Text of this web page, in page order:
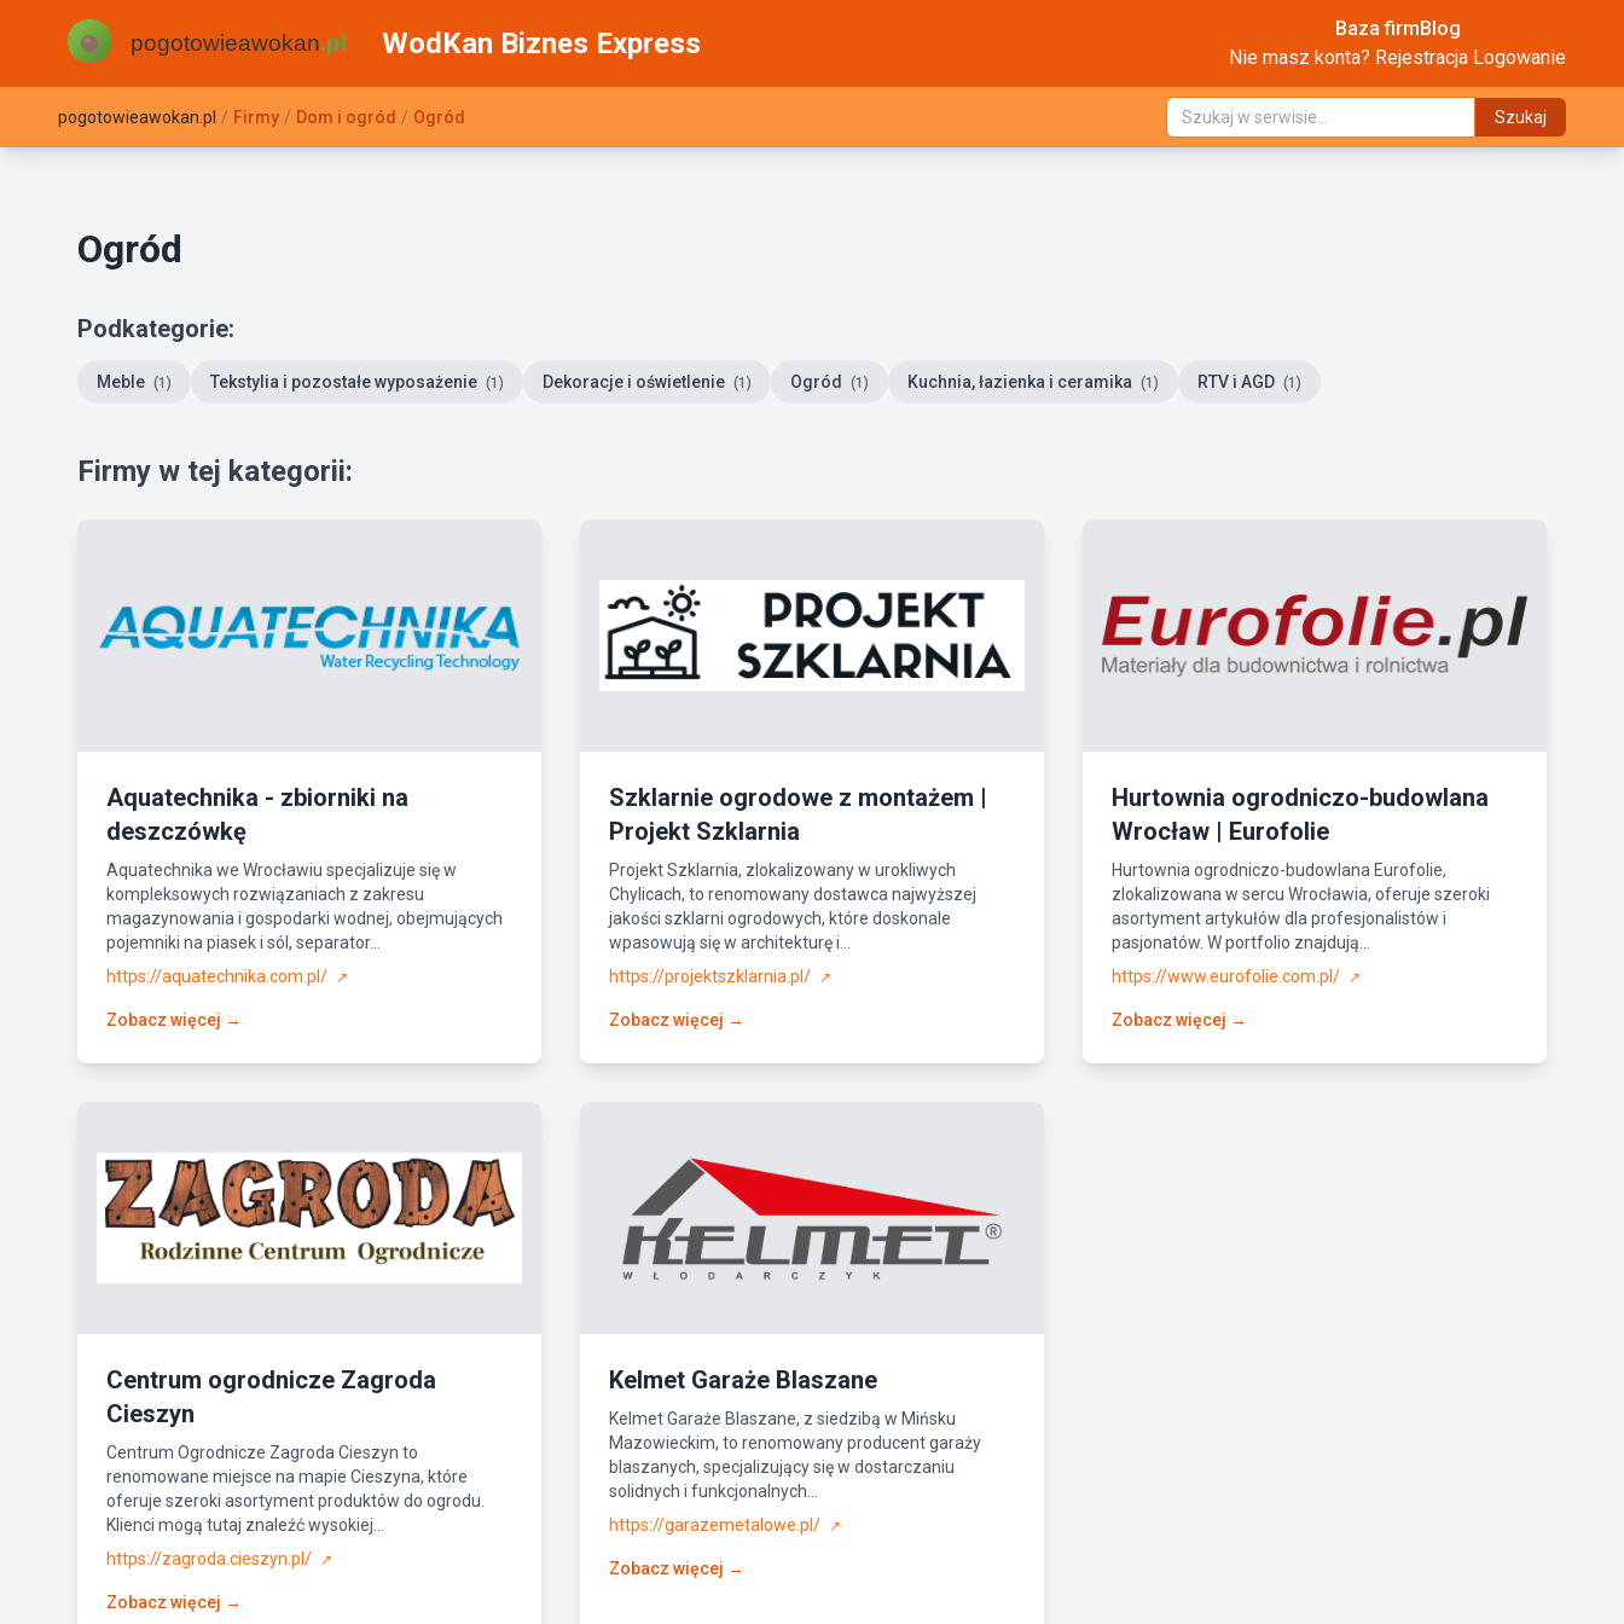
WodKan Biznes Express Baza firmBlog
Nie masz konta? Rejestracja Logowanie
pogotowieawokan.pl / Firmy / Dom i ogród / Ogród Szukaj
Ogród
Podkategorie:
Meble (1) Tekstylia i pozostałe wyposażenie (1) Dekoracje i oświetlenie (1) Ogród (1) Kuchnia, łazienka i ceramika (1) RTV i AGD (1)
Firmy w tej kategorii:
Aquatechnika - zbiorniki na
deszczówkę
Aquatechnika we Wrocławiu specjalizuje się w
kompleksowych rozwiązaniach z zakresu
magazynowania i gospodarki wodnej, obejmujących
pojemniki na piasek i sól, separator...
https://aquatechnika.com.pl/
↗
Zobacz więcej →
Szklarnie ogrodowe z montażem |
Projekt Szklarnia
Projekt Szklarnia, zlokalizowany w urokliwych
Chylicach, to renomowany dostawca najwyższej
jakości szklarni ogrodowych, które doskonale
wpasowują się w architekturę i...
https://projektszklarnia.pl/
↗
Zobacz więcej →
Hurtownia ogrodniczo-budowlana
Wrocław | Eurofolie
Hurtownia ogrodniczo-budowlana Eurofolie,
zlokalizowana w sercu Wrocławia, oferuje szeroki
asortyment artykułów dla profesjonalistów i
pasjonatów. W portfolio znajdują...
https://www.eurofolie.com.pl/
↗
Zobacz więcej →
Centrum ogrodnicze Zagroda
Cieszyn
Centrum Ogrodnicze Zagroda Cieszyn to
renomowane miejsce na mapie Cieszyna, które
oferuje szeroki asortyment produktów do ogrodu.
Klienci mogą tutaj znaleźć wysokiej...
https://zagroda.cieszyn.pl/
↗
Zobacz więcej →
Kelmet Garaże Blaszane
Kelmet Garaże Blaszane, z siedzibą w Mińsku
Mazowieckim, to renomowany producent garaży
blaszanych, specjalizujący się w dostarczaniu
solidnych i funkcjonalnych...
https://garazemetalowe.pl/
↗
Zobacz więcej →